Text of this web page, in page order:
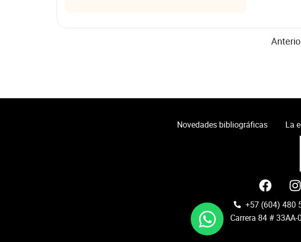
Novedades bibliográficas La
F
a
c
e
I
n
s
t
+57 (604) 480
Carrera 84 #